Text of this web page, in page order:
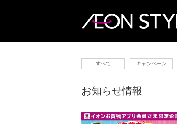
すべて キャンペーン
お知らせ情報